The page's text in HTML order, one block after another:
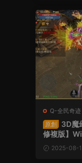
Q-全民奇迹
原創
3D魔
修複版】
+GM授權
設教程
2025-08-